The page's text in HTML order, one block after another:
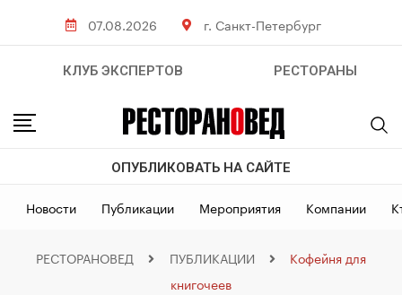
07.08.2026 г. Санкт-Петербург
КЛУБ ЭКСПЕРТОВ РЕСТОРАНЫ
ОПУБЛИКОВАТЬ НА САЙТЕ
Новости Публикации Мероприятия Компании
РЕСТОРАНОВЕД ПУБЛИКАЦИИ
Кофейня для
книгочеев